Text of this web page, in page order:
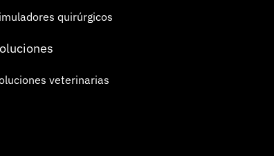
quirúrgicos
veterinarias